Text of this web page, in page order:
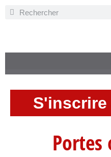
S'inscrire
Portes